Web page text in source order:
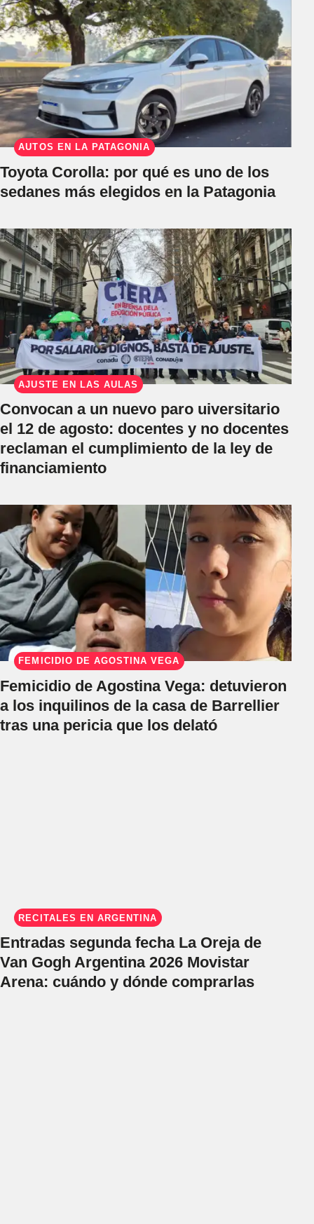
AUTOS EN LA PATAGONIA
Toyota Corolla: por qué es uno de los
sedanes más elegidos en la Patagonia
AJUSTE EN LAS AULAS
Convocan a un nuevo paro uiversitario
el 12 de agosto: docentes y no docentes
reclaman el cumplimiento de la ley de
financiamiento
FEMICIDIO DE AGOSTINA VEGA
Femicidio de Agostina Vega: detuvieron
a los inquilinos de la casa de Barrellier
tras una pericia que los delató
RECITALES EN ARGENTINA
Entradas segunda fecha La Oreja de
Van Gogh Argentina 2026 Movistar
Arena: cuándo y dónde comprarlas